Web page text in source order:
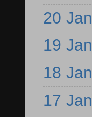
20 Jan
19 Jan
18 Jan
17 Jan